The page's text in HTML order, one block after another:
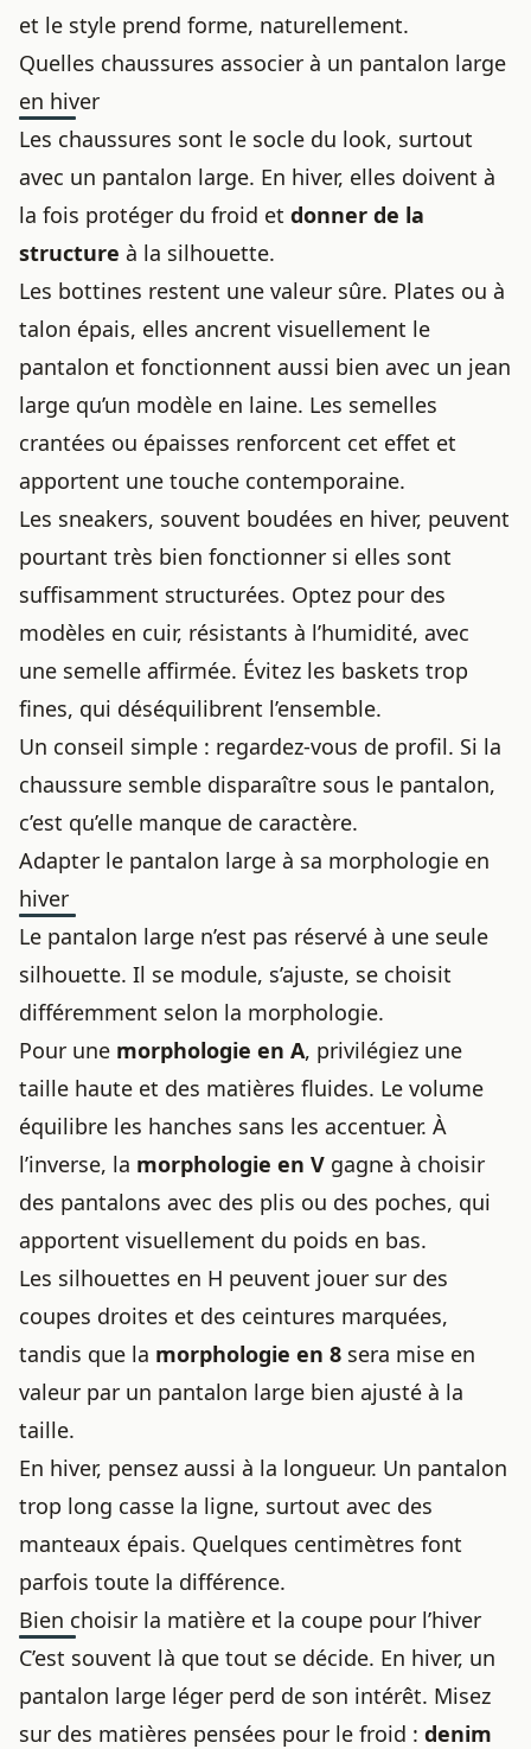
et le style prend forme, naturellement.
Quelles chaussures associer à un pantalon large
en hiver
Les chaussures sont le socle du look, surtout
avec un pantalon large. En hiver, elles doivent à
la fois protéger du froid et donner de la
structure à la silhouette.
Les bottines restent une valeur sûre. Plates ou à
talon épais, elles ancrent visuellement le
pantalon et fonctionnent aussi bien avec un jean
large qu’un modèle en laine. Les semelles
crantées ou épaisses renforcent cet effet et
apportent une touche contemporaine.
Les sneakers, souvent boudées en hiver, peuvent
pourtant très bien fonctionner si elles sont
suffisamment structurées. Optez pour des
modèles en cuir, résistants à l’humidité, avec
une semelle affirmée. Évitez les baskets trop
fines, qui déséquilibrent l’ensemble.
Un conseil simple : regardez-vous de profil. Si la
chaussure semble disparaître sous le pantalon,
c’est qu’elle manque de caractère.
Adapter le pantalon large à sa morphologie en
hiver
Le pantalon large n’est pas réservé à une seule
silhouette. Il se module, s’ajuste, se choisit
différemment selon la morphologie.
Pour une morphologie en A, privilégiez une
taille haute et des matières fluides. Le volume
équilibre les hanches sans les accentuer. À
l’inverse, la morphologie en V gagne à choisir
des pantalons avec des plis ou des poches, qui
apportent visuellement du poids en bas.
Les silhouettes en H peuvent jouer sur des
coupes droites et des ceintures marquées,
tandis que la morphologie en 8 sera mise en
valeur par un pantalon large bien ajusté à la
taille.
En hiver, pensez aussi à la longueur. Un pantalon
trop long casse la ligne, surtout avec des
manteaux épais. Quelques centimètres font
parfois toute la différence.
Bien choisir la matière et la coupe pour l’hiver
C’est souvent là que tout se décide. En hiver, un
pantalon large léger perd de son intérêt. Misez
sur des matières pensées pour le froid : denim